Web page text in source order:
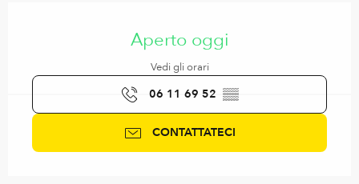
Aperto oggi
Vedi gli orari
06 11 69 52 ▒▒
CONTATTATECI